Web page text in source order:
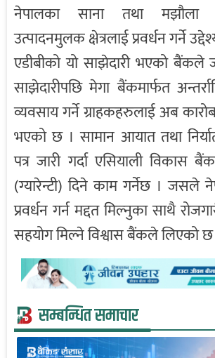
नेपालका साना तथा मझौला
उत्पादनमुलक क्षेत्रलाई प्रवर्धन गर्ने
एडीबीको यो साझेदारी भएको बैंकले
साझेदारीपछि मेगा बैंकमार्फत
व्यवसाय गर्ने ग्राहकहरुलाई अब
भएको छ । सामान आयात तथा
पत्र जारी गर्दा एसियाली विकास
(ग्यारेन्टी) दिने काम गर्नेछ । जसले
प्रवर्धन गर्न मद्दत मिल्नुका साथै
सहयोग मिल्ने विश्वास बैंकले लिएको छ
सम्बन्धित समाचार